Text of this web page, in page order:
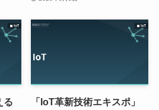
る
「IoT革新技術エキスポ」